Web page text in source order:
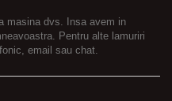
masina dvs. Insa avem in
Pentru alte lamuriri
email sau chat.